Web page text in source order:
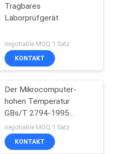
Tragbares
Laborprüfgerät
negotiable MOQ:1 Satz
KONTAKT
Der Mikrocomputer-
hohen Temperatur
GBs/T 2794-1995
Digital-Dichte-
Messerlcd-bildschirm
negotiable MOQ:1 Satz
KONTAKT